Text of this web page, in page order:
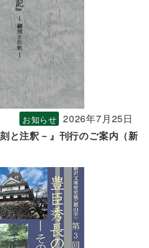
2026年7月25日
お知らせ
と注釈－』刊行のご案内（新